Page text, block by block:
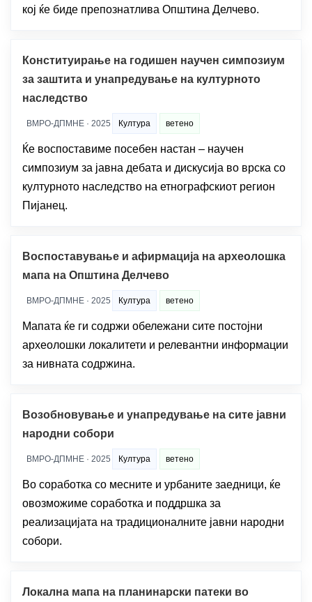
кој ќе биде препознатлива Општина Делчево.
Конституирање на годишен научен симпозиум
за заштита и унапредување на културното
наследство
ВМРО-ДПМНЕ · 2025 Култура ветено
Ќе воспоставиме посебен настан – научен
симпозиум за јавна дебата и дискусија во врска со
културното наследство на етнографскиот регион
Пијанец.
Воспоставување и афирмација на археолошка
мапа на Општина Делчево
ВМРО-ДПМНЕ · 2025 Култура ветено
Мапата ќе ги содржи обележани сите постојни
археолошки локалитети и релевантни информации
за нивната содржина.
Возобновување и унапредување на сите јавни
народни собори
ВМРО-ДПМНЕ · 2025 Култура ветено
Во соработка со месните и урбаните заедници, ќе
овозможиме соработка и поддршка за
реализацијата на традиционалните јавни народни
собори.
Локална мапа на планинарски патеки во